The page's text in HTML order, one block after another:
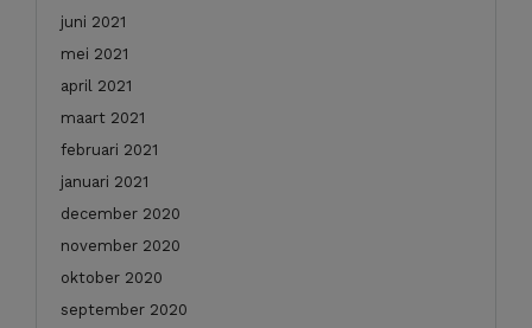
juni 2021
mei 2021
april 2021
maart 2021
februari 2021
januari 2021
december 2020
november 2020
oktober 2020
september 2020